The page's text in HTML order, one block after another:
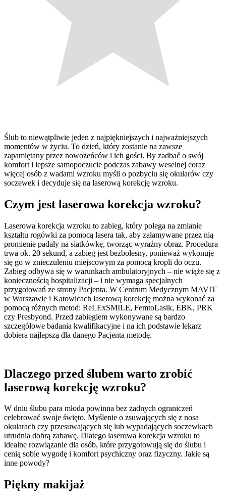
Ślub to niewątpliwie jeden z najpiękniejszych i najważniejszych
momentów w życiu. To dzień, który zostanie na zawsze
zapamiętany przez nowożeńców i ich gości. By zadbać o swój
komfort i lepsze samopoczucie podczas zabawy weselnej coraz
więcej osób z wadami wzroku myśli o pozbyciu się okularów czy
soczewek i decyduje się na laserową korekcję wzroku.
Czym jest laserowa korekcja wzroku?
Laserowa korekcja wzroku to zabieg, który polega na zmianie
kształtu rogówki za pomocą lasera tak, aby załamywane przez nią
promienie padały na siatkówkę, tworząc wyraźny obraz. Procedura
trwa ok. 20 sekund, a zabieg jest bezbolesny, ponieważ wykonuje
się go w znieczuleniu miejscowym za pomocą kropli do oczu.
Zabieg odbywa się w warunkach ambulatoryjnych – nie wiąże się z
koniecznością hospitalizacji – i nie wymaga specjalnych
przygotowań ze strony Pacjenta. W Centrum Medycznym MAVIT
w Warszawie i Katowicach laserową korekcję można wykonać za
pomocą różnych metod: ReLExSMILE, FemtoLasik, EBK, PRK
czy Presbyond. Przed zabiegiem wykonywane są bardzo
szczegółowe badania kwalifikacyjne i na ich podstawie lekarz
dobiera najlepszą dla danego Pacjenta metodę.
Dlaczego przed ślubem warto zrobić
laserową korekcję wzroku?
W dniu ślubu para młoda powinna bez żadnych ograniczeń
celebrować swoje święto. Myślenie o zsuwających się z nosa
okularach czy przesuwających się lub wypadających soczewkach
utrudnia dobrą zabawę. Dlatego laserowa korekcja wzroku to
idealne rozwiązanie dla osób, które przygotowują się do ślubu i
cenią sobie wygodę i komfort psychiczny oraz fizyczny. Jakie są
inne powody?
Piękny makijaż